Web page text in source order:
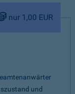
nur 1,00 EUR
und